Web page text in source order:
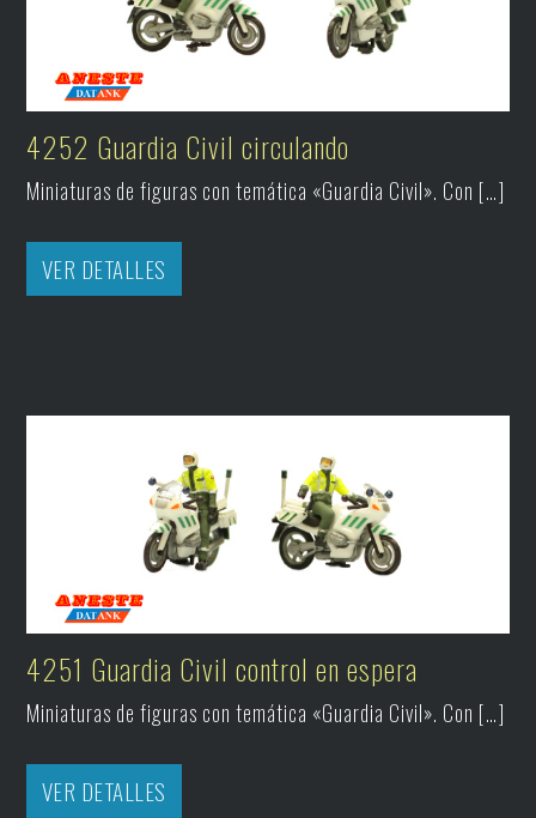
4252 Guardia Civil circulando
Miniaturas de figuras con temática «Guardia Civil». Con […]
VER DETALLES
4251 Guardia Civil control en espera
Miniaturas de figuras con temática «Guardia Civil». Con […]
VER DETALLES